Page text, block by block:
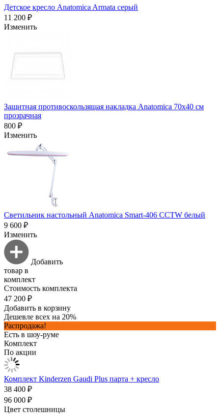
Детское кресло Anatomica Armata серый
11 200 ₽
Изменить
Защитная противоскользящая накладка Anatomica 70х40 см
прозрачная
800 ₽
Изменить
Светильник настольный Anatomica Smart-406 CCTW белый
9 600 ₽
Изменить
Добавить
товар в
комплект
Стоимость комплекта
47 200 ₽
Добавить в корзину
Дешевле всех на 20%
Распродажа!
Есть в шоу-руме
Комплект
По акции
Комплект Kinderzen Gaudi Plus парта + кресло
38 400 ₽
96 000 ₽
Цвет столешницы